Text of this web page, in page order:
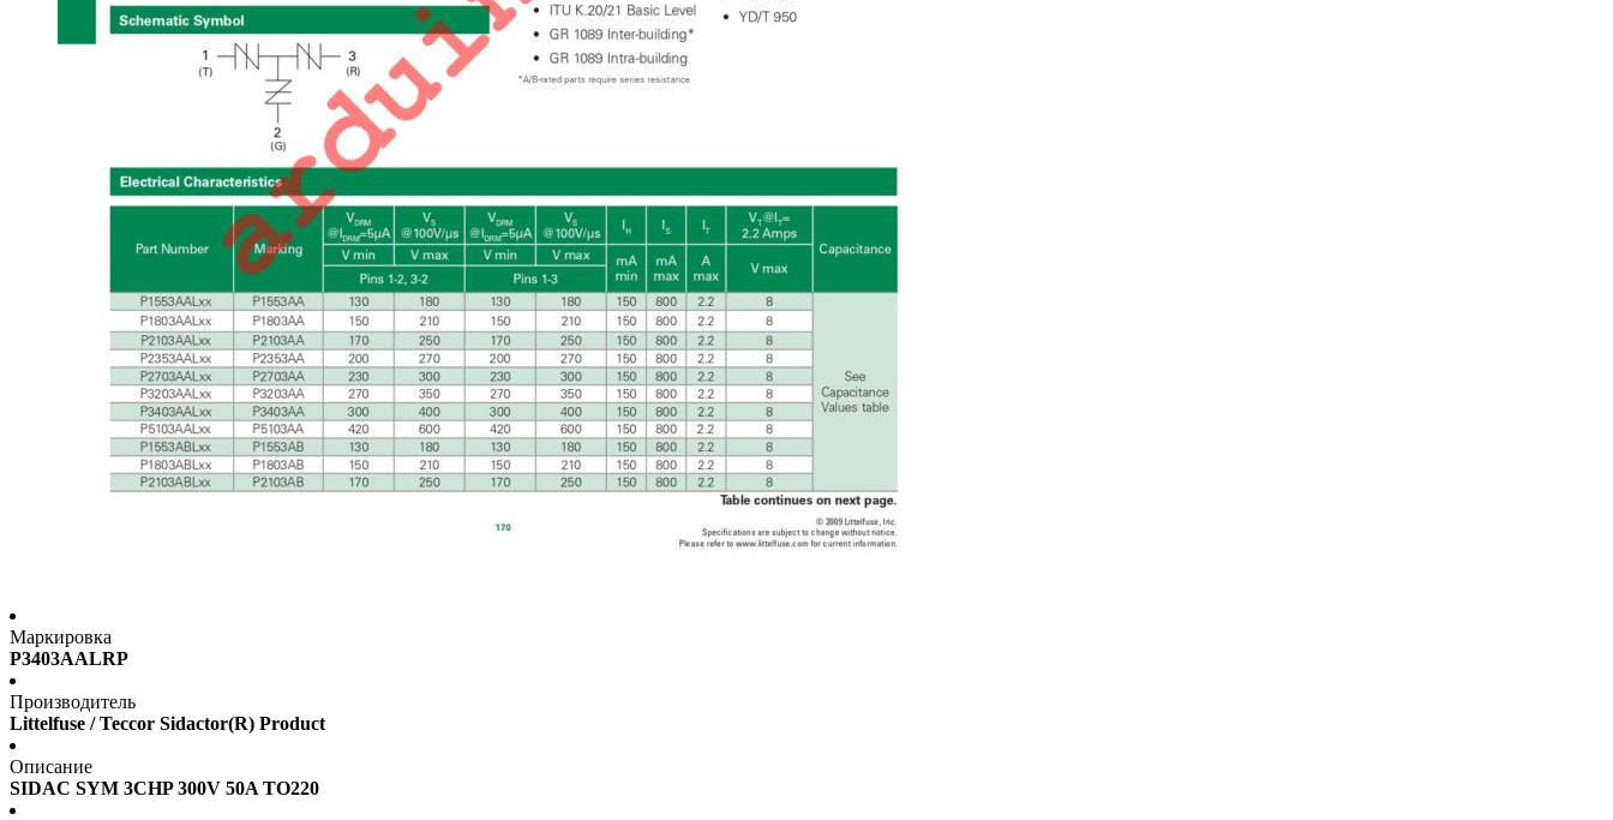
Маркировка
P3403AALRP
Производитель
Littelfuse / Teccor Sidactor(R) Product
Описание
SIDAC SYM 3CHP 300V 50A TO220